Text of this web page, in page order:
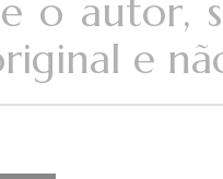
o autor,
e